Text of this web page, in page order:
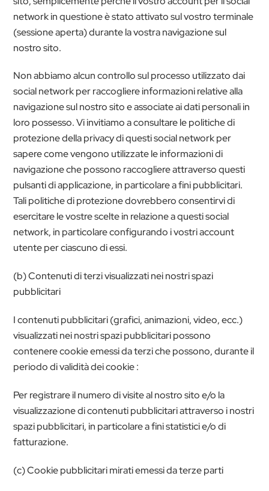
network in questione è stato attivato sul vostro terminale
(sessione aperta) durante la vostra navigazione sul
nostro sito.
Non abbiamo alcun controllo sul processo utilizzato dai
social network per raccogliere informazioni relative alla
navigazione sul nostro sito e associate ai dati personali in
loro possesso. Vi invitiamo a consultare le politiche di
protezione della privacy di questi social network per
sapere come vengono utilizzate le informazioni di
navigazione che possono raccogliere attraverso questi
pulsanti di applicazione, in particolare a fini pubblicitari.
Tali politiche di protezione dovrebbero consentirvi di
esercitare le vostre scelte in relazione a questi social
network, in particolare configurando i vostri account
utente per ciascuno di essi.
(b) Contenuti di terzi visualizzati nei nostri spazi
pubblicitari
I contenuti pubblicitari (grafici, animazioni, video, ecc.)
visualizzati nei nostri spazi pubblicitari possono
contenere cookie emessi da terzi che possono, durante il
periodo di validità dei cookie :
Per registrare il numero di visite al nostro sito e/o la
visualizzazione di contenuti pubblicitari attraverso i nostri
spazi pubblicitari, in particolare a fini statistici e/o di
fatturazione.
(c) Cookie pubblicitari mirati emessi da terze parti